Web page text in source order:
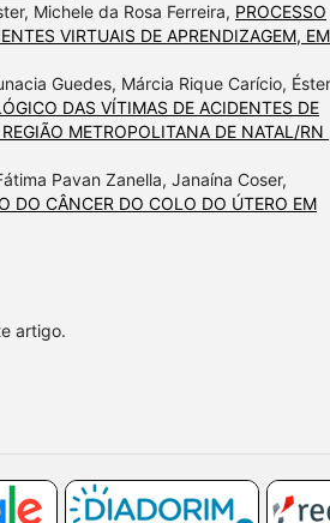
Michele da Rosa Ferreira, PROCESSO
VIRTUAIS DE APRENDIZAGEM,
Guedes, Márcia Rique Carício, Éster
DAS VÍTIMAS DE ACIDENTES DE
METROPOLITANA DE NATAL/RN
Pavan Zanella, Janaína Coser,
DO CÂNCER DO COLO DO ÚTERO EM
artigo.